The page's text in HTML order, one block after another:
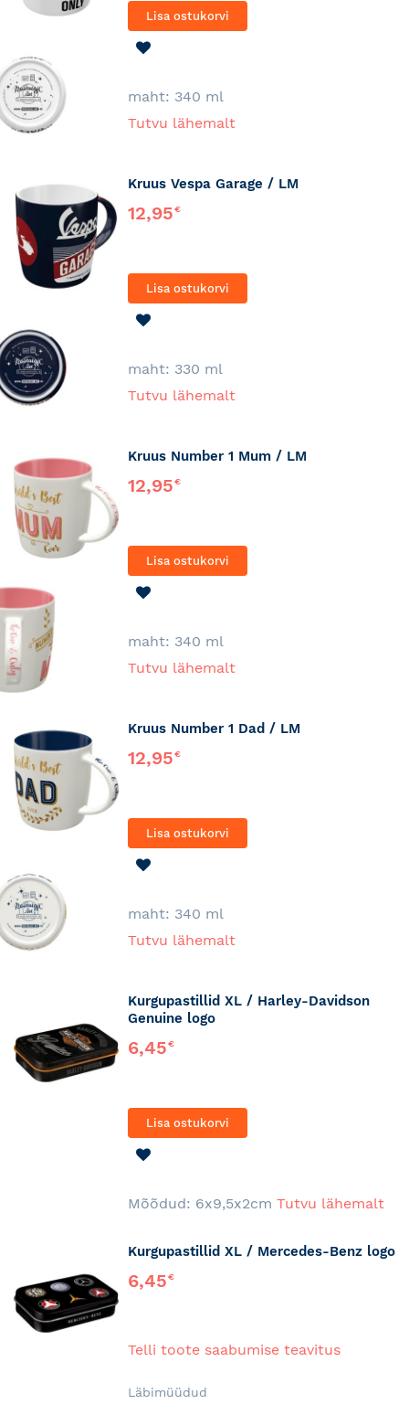
Lisa ostukorvi
maht: 340 ml
Tutvu lähemalt
Kruus Vespa Garage / LM
12,95€
Lisa ostukorvi
maht: 330 ml
Tutvu lähemalt
Kruus Number 1 Mum / LM
12,95€
Lisa ostukorvi
maht: 340 ml
Tutvu lähemalt
Kruus Number 1 Dad / LM
12,95€
Lisa ostukorvi
maht: 340 ml
Tutvu lähemalt
Kurgupastillid XL / Harley-Davidson
Genuine logo
6,45€
Lisa ostukorvi
Mõõdud: 6x9,5x2cm Tutvu lähemalt
Kurgupastillid XL / Mercedes-Benz logo
6,45€
Telli toote saabumise teavitus
Läbimüüdud